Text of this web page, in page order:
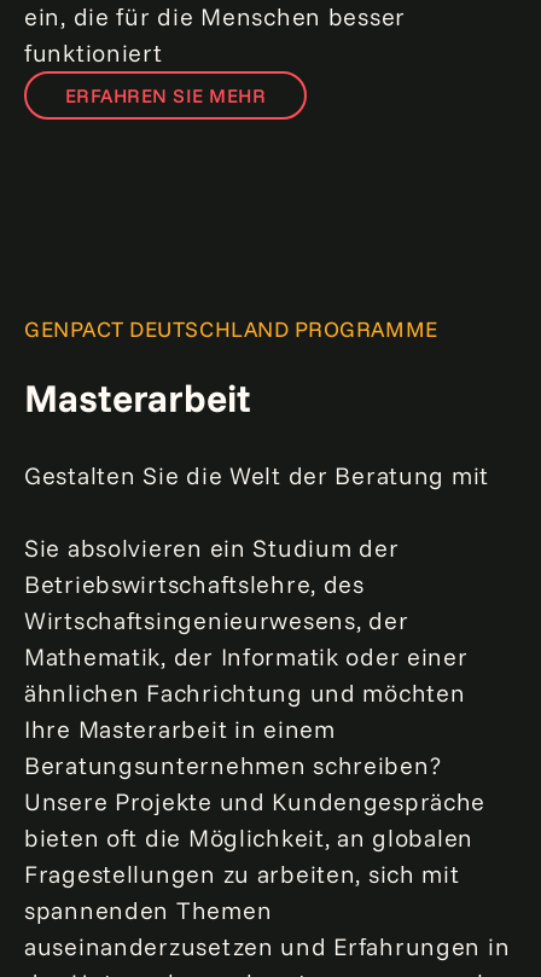
ein, die für die Menschen besser
funktioniert
ERFAHREN SIE MEHR
GENPACT DEUTSCHLAND PROGRAMME
Masterarbeit
Gestalten Sie die Welt der Beratung mit
Sie absolvieren ein Studium der
Betriebswirtschaftslehre, des
Wirtschaftsingenieurwesens, der
Mathematik, der Informatik oder einer
ähnlichen Fachrichtung und möchten
Ihre Masterarbeit in einem
Beratungsunternehmen schreiben?
Unsere Projekte und Kundengespräche
bieten oft die Möglichkeit, an globalen
Fragestellungen zu arbeiten, sich mit
spannenden Themen
auseinanderzusetzen und Erfahrungen in